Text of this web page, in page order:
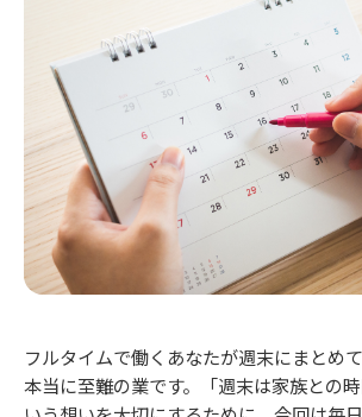
フルタイムで働くあなたが週末にまとめ
本当に至難の業です。「週末は家族との